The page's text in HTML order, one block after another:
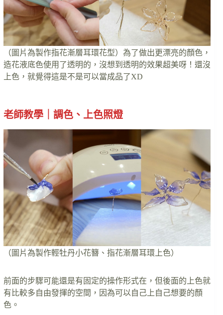
（圖片為製作指花漸層耳環花型）為了做出更漂亮的顏色，
造花液底色使用了透明的，沒想到透明的效果超美呀！還沒
上色，就覺得這是不是可以當成品了XD
老師教學｜調色、上色照燈
（圖片為製作輕牡丹小花簪、指花漸層耳環上色）
前面的步驟可能還是有固定的操作形式在，但後面的上色就
有比較多自由發揮的空間，因為可以自己上自己想要的顏
色。